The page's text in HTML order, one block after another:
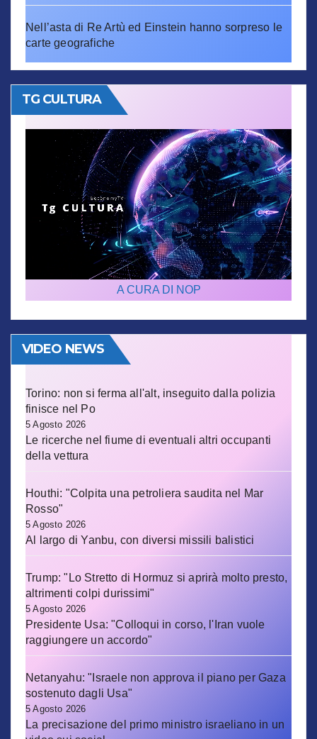
Nell’asta di Re Artù ed Einstein hanno sorpreso le
carte geografiche
TG CULTURA
A CURA DI NOP
VIDEO NEWS
Torino: non si ferma all'alt, inseguito dalla polizia
finisce nel Po
5 Agosto 2026
Le ricerche nel fiume di eventuali altri occupanti
della vettura
Houthi: "Colpita una petroliera saudita nel Mar
Rosso"
5 Agosto 2026
Al largo di Yanbu, con diversi missili balistici
Trump: "Lo Stretto di Hormuz si aprirà molto presto,
altrimenti colpi durissimi"
5 Agosto 2026
Presidente Usa: "Colloqui in corso, l'Iran vuole
raggiungere un accordo"
Netanyahu: "Israele non approva il piano per Gaza
sostenuto dagli Usa"
5 Agosto 2026
La precisazione del primo ministro israeliano in un